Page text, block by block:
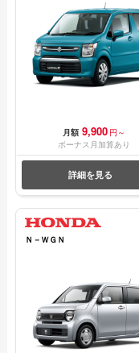
月額 9,900 円～
ボーナス月加算あり
詳細を見る
Ｎ－ＷＧＮ